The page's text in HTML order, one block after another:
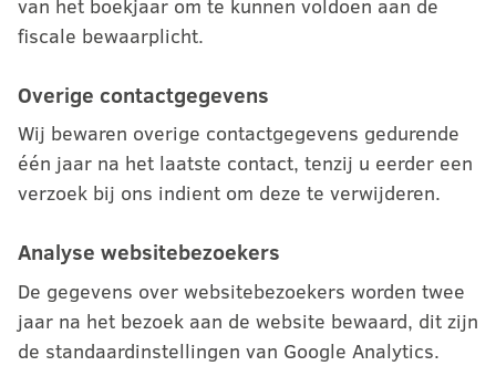
van het boekjaar om te kunnen voldoen aan de
fiscale bewaarplicht.
Overige contactgegevens
Wij bewaren overige contactgegevens gedurende
één jaar na het laatste contact, tenzij u eerder een
verzoek bij ons indient om deze te verwijderen.
Analyse websitebezoekers
De gegevens over websitebezoekers worden twee
jaar na het bezoek aan de website bewaard, dit zijn
de standaardinstellingen van Google Analytics.